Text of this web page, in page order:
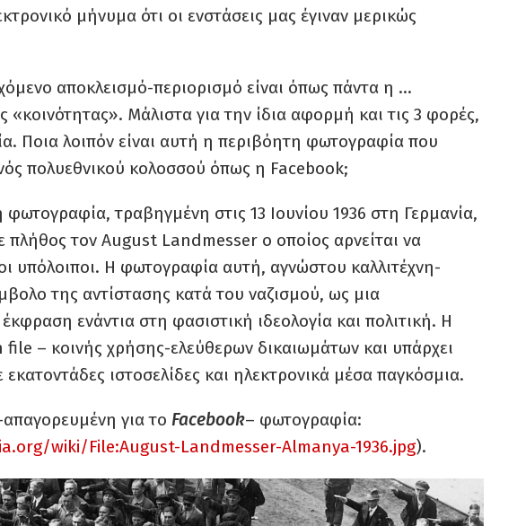
μήνυμα ότι οι ενστάσεις μας έγιναν μερικώς
αποκλεισμό-περιορισμό είναι όπως πάντα η …
Μάλιστα για την ίδια αφορμή και τις 3 φορές,
Ποια λοιπόν είναι αυτή η περιβόητη φωτογραφία που
πολυεθνικού κολοσσού όπως η Facebook;
τραβηγμένη στις 13 Ιουνίου 1936 στη Γερμανία,
πλήθος τον August Landmesser ο οποίος αρνείται να
οι υπόλοιποι. Η φωτογραφία αυτή, αγνώστου καλλιτέχνη-
της αντίστασης κατά του ναζισμού, ως μια
ενάντια στη φασιστική ιδεολογία και πολιτική. Η
– κοινής χρήσης-ελεύθερων δικαιωμάτων και υπάρχει
ιστοσελίδες και ηλεκτρονικά μέσα παγκόσμια.
για το Facebook– φωτογραφία:
wiki/File:August-Landmesser-Almanya-1936.jpg).